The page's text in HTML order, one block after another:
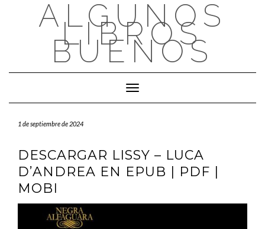
ALGUNOS
LIBROS
BUENOS
Cambiar modo de navegación
1 de septiembre de 2024
DESCARGAR LISSY – LUCA
D’ANDREA EN EPUB | PDF |
MOBI